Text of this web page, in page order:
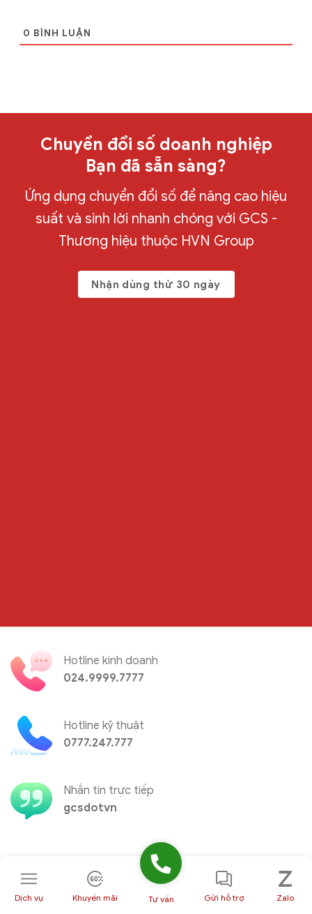
0 BÌNH LUẬN
Chuyển đổi số doanh nghiệp
Bạn đã sẵn sàng?
Ứng dụng chuyển đổi số để nâng cao hiệu
suất và sinh lời nhanh chóng với GCS -
Thương hiệu thuộc HVN Group
Nhận dùng thử 30 ngày
Hotline kinh doanh
024.9999.7777
Hotline kỹ thuật
0777.247.777
Nhắn tin trực tiếp
gcsdotvn
Google Workspace
Dịch vụ Khuyến mãi Tư vấn Gửi hỗ trợ Zalo